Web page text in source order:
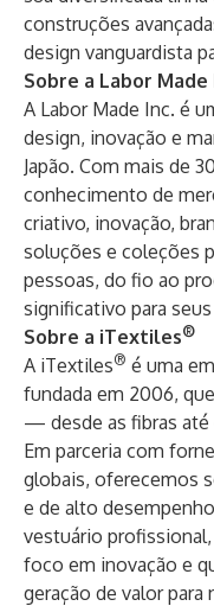
construções
design vanguardista
Sobre a Labor Made
A Labor Made Inc. é
design, inovação e
Japão. Com mais de
conhecimento de
criativo, inovação,
soluções e coleções
pessoas, do fio ao
significativo para
Sobre a iTextiles®
A iTextiles® é uma
fundada em 2006,
— desde as fibras
Em parceria com
globais, oferecemos
e de alto
vestuário
foco em inovação e
geração de valor para